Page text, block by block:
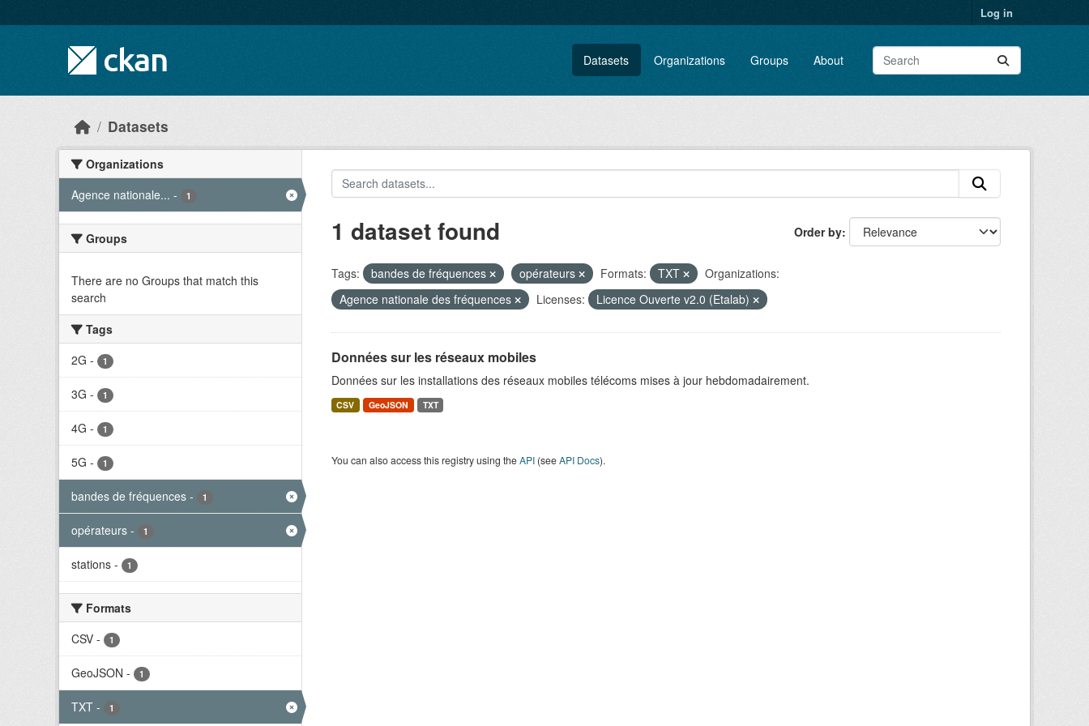
Log in
Datasets Organizations Groups About
Datasets
Organizations
Agence nationale... - 1
Groups
There are no Groups that match this
search
Tags
2G - 1
3G - 1
4G - 1
5G - 1
bandes de fréquences - 1
opérateurs - 1
stations - 1
Formats
CSV - 1
GeoJSON - 1
TXT - 1
Order by
1 dataset found
Tags: bandes de fréquences opérateurs Formats: TXT
Organizations:
Agence nationale des fréquences
Licenses: Licence Ouverte v2.0 (Etalab)
Données sur les réseaux mobiles
Données sur les installations des réseaux mobiles télécoms mises à jour hebdomadairement.
CSV GeoJSON TXT
You can also access this registry using theAPI(seeAPI Docs).